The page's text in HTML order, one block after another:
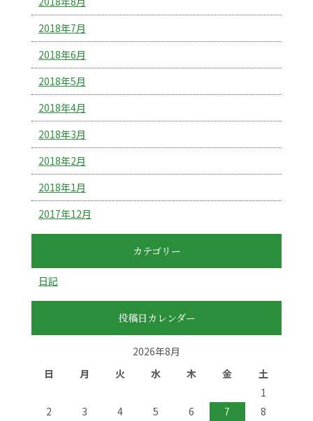
2018年7月
2018年6月
2018年5月
2018年4月
2018年3月
2018年2月
2018年1月
2017年12月
カテゴリー
日記
投稿日カレンダー
2026年8月
日
月 火 水 木 金
土
1
2
3 4 5 6 7 8